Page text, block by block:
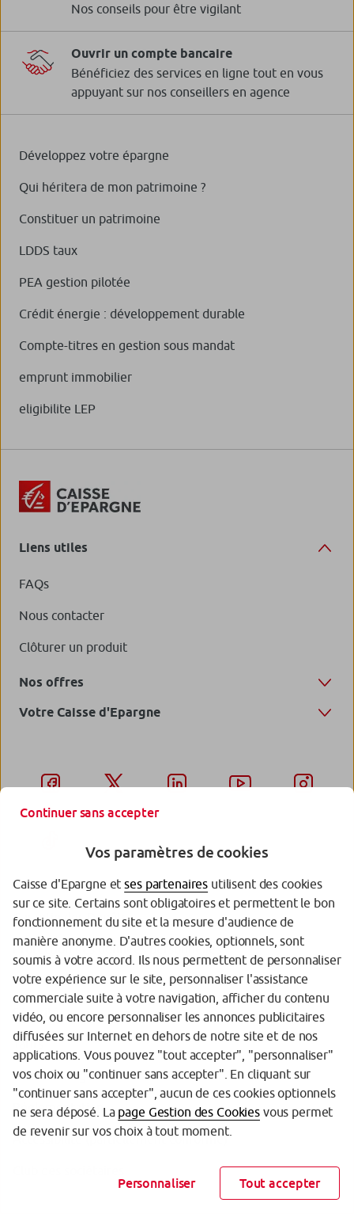
Nos conseils pour être vigilant
Ouvrir un compte bancaire
Bénéficiez des services en ligne tout en vous
appuyant sur nos conseillers en agence
Développez votre épargne
Qui héritera de mon patrimoine ?
Constituer un patrimoine
LDDS taux
PEA gestion pilotée
Crédit énergie : développement durable
Compte-titres en gestion sous mandat
emprunt immobilier
eligibilite LEP
Liens utiles
FAQs
Nous contacter
Clôturer un produit
Nos offres
Votre Caisse d'Epargne
Garantie des Dépôts
Protection des données personnelles
Politique cookies
Sécurité
Tarifs
Mentions légales
Réglementation
Accessibilité (partiellement conforme)
Continuer sans accepter
Vos paramètres de cookies
Caisse d'Epargne etses partenaires utilisent des cookies
sur ce site. Certains sont obligatoires et permettent le bon
fonctionnement du site et la mesure d'audience de
manière anonyme. D'autres cookies, optionnels, sont
soumis à votre accord. Ils nous permettent de personnaliser
votre expérience sur le site, personnaliser l'assistance
commerciale suite à votre navigation, afficher du contenu
vidéo, ou encore personnaliser les annonces publicitaires
diffusées sur Internet en dehors de notre site et de nos
applications. Vous pouvez "tout accepter", "personnaliser"
vos choix ou "continuer sans accepter". En cliquant sur
"continuer sans accepter", aucun de ces cookies optionnels
ne sera déposé. La page Gestion des Cookiesvous permet
de revenir sur vos choix à tout moment.
Personnaliser Tout accepter